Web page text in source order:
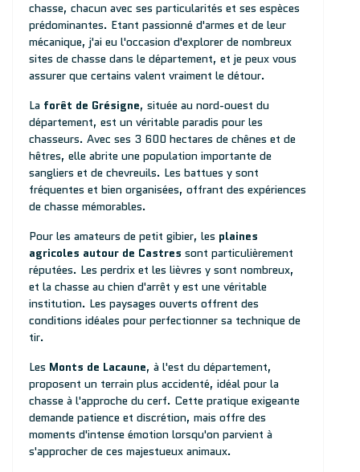
chasse, chacun avec ses particularités et ses espèces
prédominantes. Etant passionné d'armes et de leur
mécanique, j'ai eu l'occasion d'explorer de nombreux
sites de chasse dans le département, et je peux vous
assurer que certains valent vraiment le détour.
La forêt de Grésigne, située au nord-ouest du
département, est un véritable paradis pour les
chasseurs. Avec ses 3 600 hectares de chênes et de
hêtres, elle abrite une population importante de
sangliers et de chevreuils. Les battues y sont
fréquentes et bien organisées, offrant des expériences
de chasse mémorables.
Pour les amateurs de petit gibier, les plaines
agricoles autour de Castres sont particulièrement
réputées. Les perdrix et les lièvres y sont nombreux,
et la chasse au chien d'arrêt y est une véritable
institution. Les paysages ouverts offrent des
conditions idéales pour perfectionner sa technique de
tir.
Les Monts de Lacaune, à l'est du département,
proposent un terrain plus accidenté, idéal pour la
chasse à l'approche du cerf. Cette pratique exigeante
demande patience et discrétion, mais offre des
moments d'intense émotion lorsqu'on parvient à
s'approcher de ces majestueux animaux.